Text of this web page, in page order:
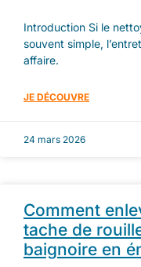
Introduction Si le
souvent simple,
affaire.
JE DÉCOUVRE
24 mars 2026
Comment
tache de
baignoire en